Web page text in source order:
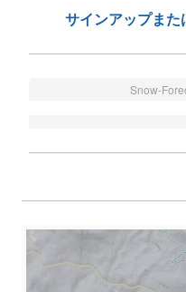
サインアップま
Snow-